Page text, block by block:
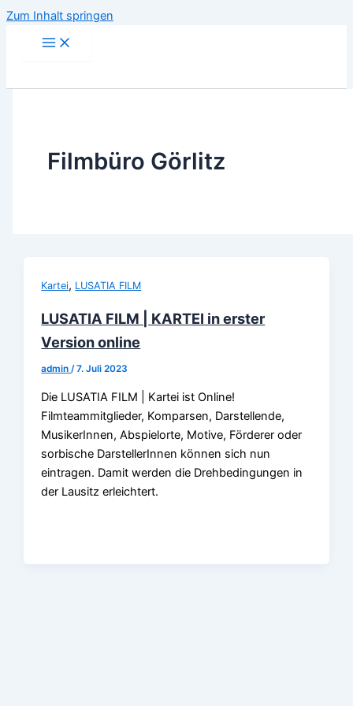
Zum Inhalt springen
Filmbüro Görlitz
Kartei, LUSATIA FILM
LUSATIA FILM | KARTEI in erster
Version online
admin/7. Juli 2023
Die LUSATIA FILM | Kartei ist Online!
Filmteammitglieder, Komparsen, Darstellende,
MusikerInnen, Abspielorte, Motive, Förderer oder
sorbische DarstellerInnen können sich nun
eintragen. Damit werden die Drehbedingungen in
der Lausitz erleichtert.